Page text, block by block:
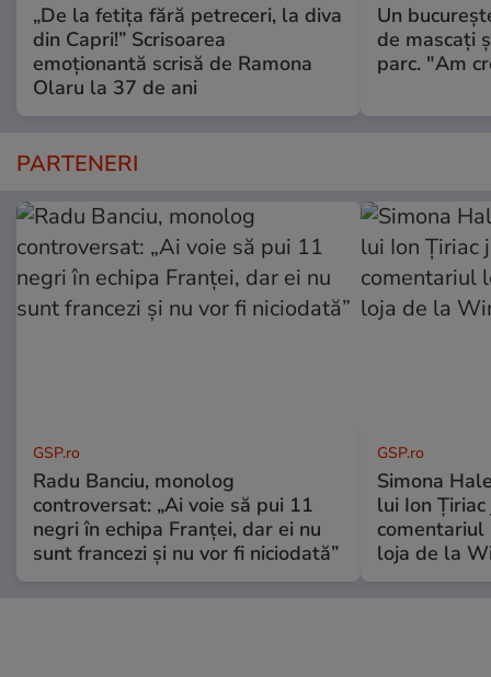
„De la fetița fără petreceri, la diva
din Capri!” Scrisoarea
emoționantă scrisă de Ramona
Olaru la 37 de ani
Un
de mascaţi
parc. "Am
PARTENERI
GSP.ro
Radu Banciu, monolog
controversat: „Ai voie să pui 11
negri în echipa Franței, dar ei nu
sunt francezi și nu vor fi niciodată”
GSP.ro
Simona
lui Ion
loja de la